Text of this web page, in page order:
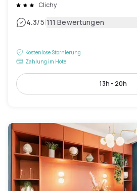
Clichy
4.3/5|111 Bewertungen
Kostenlose Stornierung
Zahlung im Hotel
13h - 20h